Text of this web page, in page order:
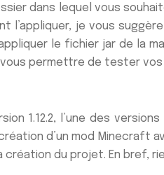
dans lequel vous
l’appliquer, je vous
le fichier jar de la
permettre de tester vos
1.12.2, l’une des
d’un mod Minecraft
du projet. En bref,